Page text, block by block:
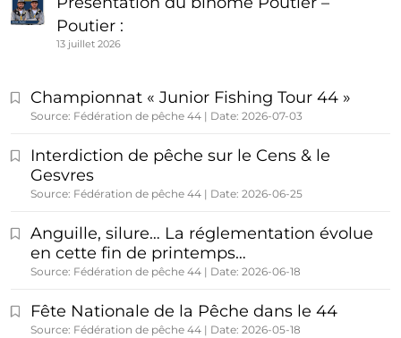
Poutier :
13 juillet 2026
Championnat « Junior Fishing Tour 44 »
Source: Fédération de pêche 44 Date: 2026-07-03
Interdiction de pêche sur le Cens & le
Gesvres
Source: Fédération de pêche 44 Date: 2026-06-25
Anguille, silure… La réglementation évolue
en cette fin de printemps…
Source: Fédération de pêche 44 Date: 2026-06-18
Fête Nationale de la Pêche dans le 44
Source: Fédération de pêche 44 Date: 2026-05-18